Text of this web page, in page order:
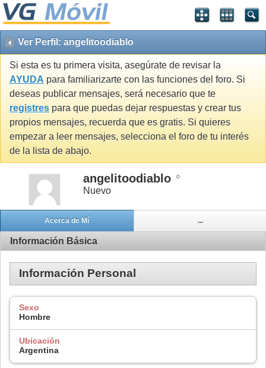
Ver Perfil: angelitoodiablo
Si esta es tu primera visita, asegúrate de revisar la
AYUDA para familiarizarte con las funciones del foro. Si
deseas publicar mensajes, será necesario que te
registres para que puedas dejar respuestas y crear tus
propios mensajes, recuerda que es gratis. Si quieres
empezar a leer mensajes, selecciona el foro de tu interés
de la lista de abajo.
angelitoodiablo
Nuevo
Acerca de Mí ...
Información Básica
Información Personal
Sexo
Hombre
Ubicación
Argentina